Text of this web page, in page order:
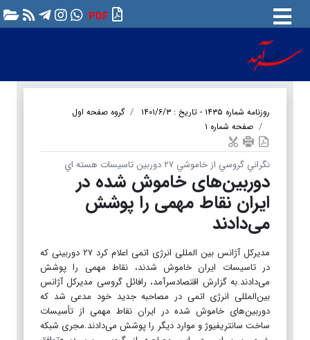
PDF
روزنامه شماره ۱۴۳۵ - تاریخ : ۱۴۰۱/۶/۳
گروه صفحه اول
صفحه شماره ۱
نگراني گروسي از خاموشي ۲۷ دوربین تاسیسات هسته اي
دوربین‌های خاموش شده در
ایران نقاط مهمی را پوشش
می‌دادند
مدیرکل آژانس بین المللی انرژی اتمی اعلام کرد ۲۷ دوربینی که
در تاسیسات ایران خاموش شدند، نقاط مهمی را پوشش
می‌دادند.به گزارش اقتصادسرآمد، رافائل گروسی مدیرکل آژانس
بین‌المللی انرژی اتمی در مصاحبه جدید خود مدعی شد که
دوربین‌های خاموش شده در ایران نقاط مهمی از تأسیسات
ساخت سانتریفیوژ و موارد دیگر را پوشش می‌دادند.مجری شبکه